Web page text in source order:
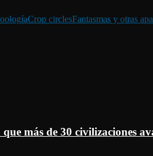
Crop circlesFantasmas y otras
más de 30 civilizaciones